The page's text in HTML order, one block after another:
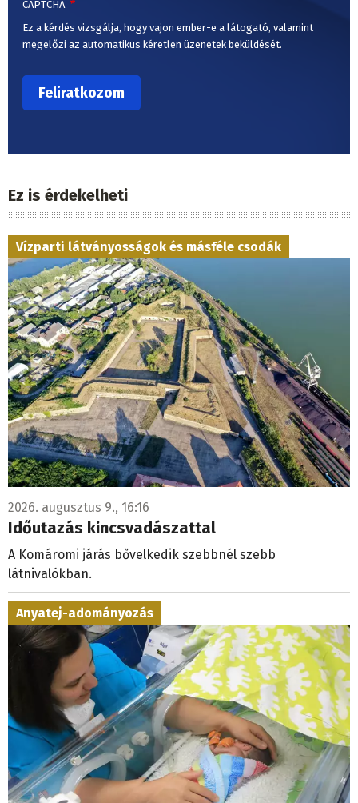
CAPTCHA
Ez a kérdés vizsgálja, hogy vajon ember-e a látogató, valamint
megelőzi az automatikus kéretlen üzenetek beküldését.
Ez is érdekelheti
Vízparti látványosságok és másféle csodák
2026. augusztus 9., 16:16
Időutazás kincsvadászattal
A Komáromi járás bővelkedik szebbnél szebb
látnivalókban.
Anyatej-adományozás